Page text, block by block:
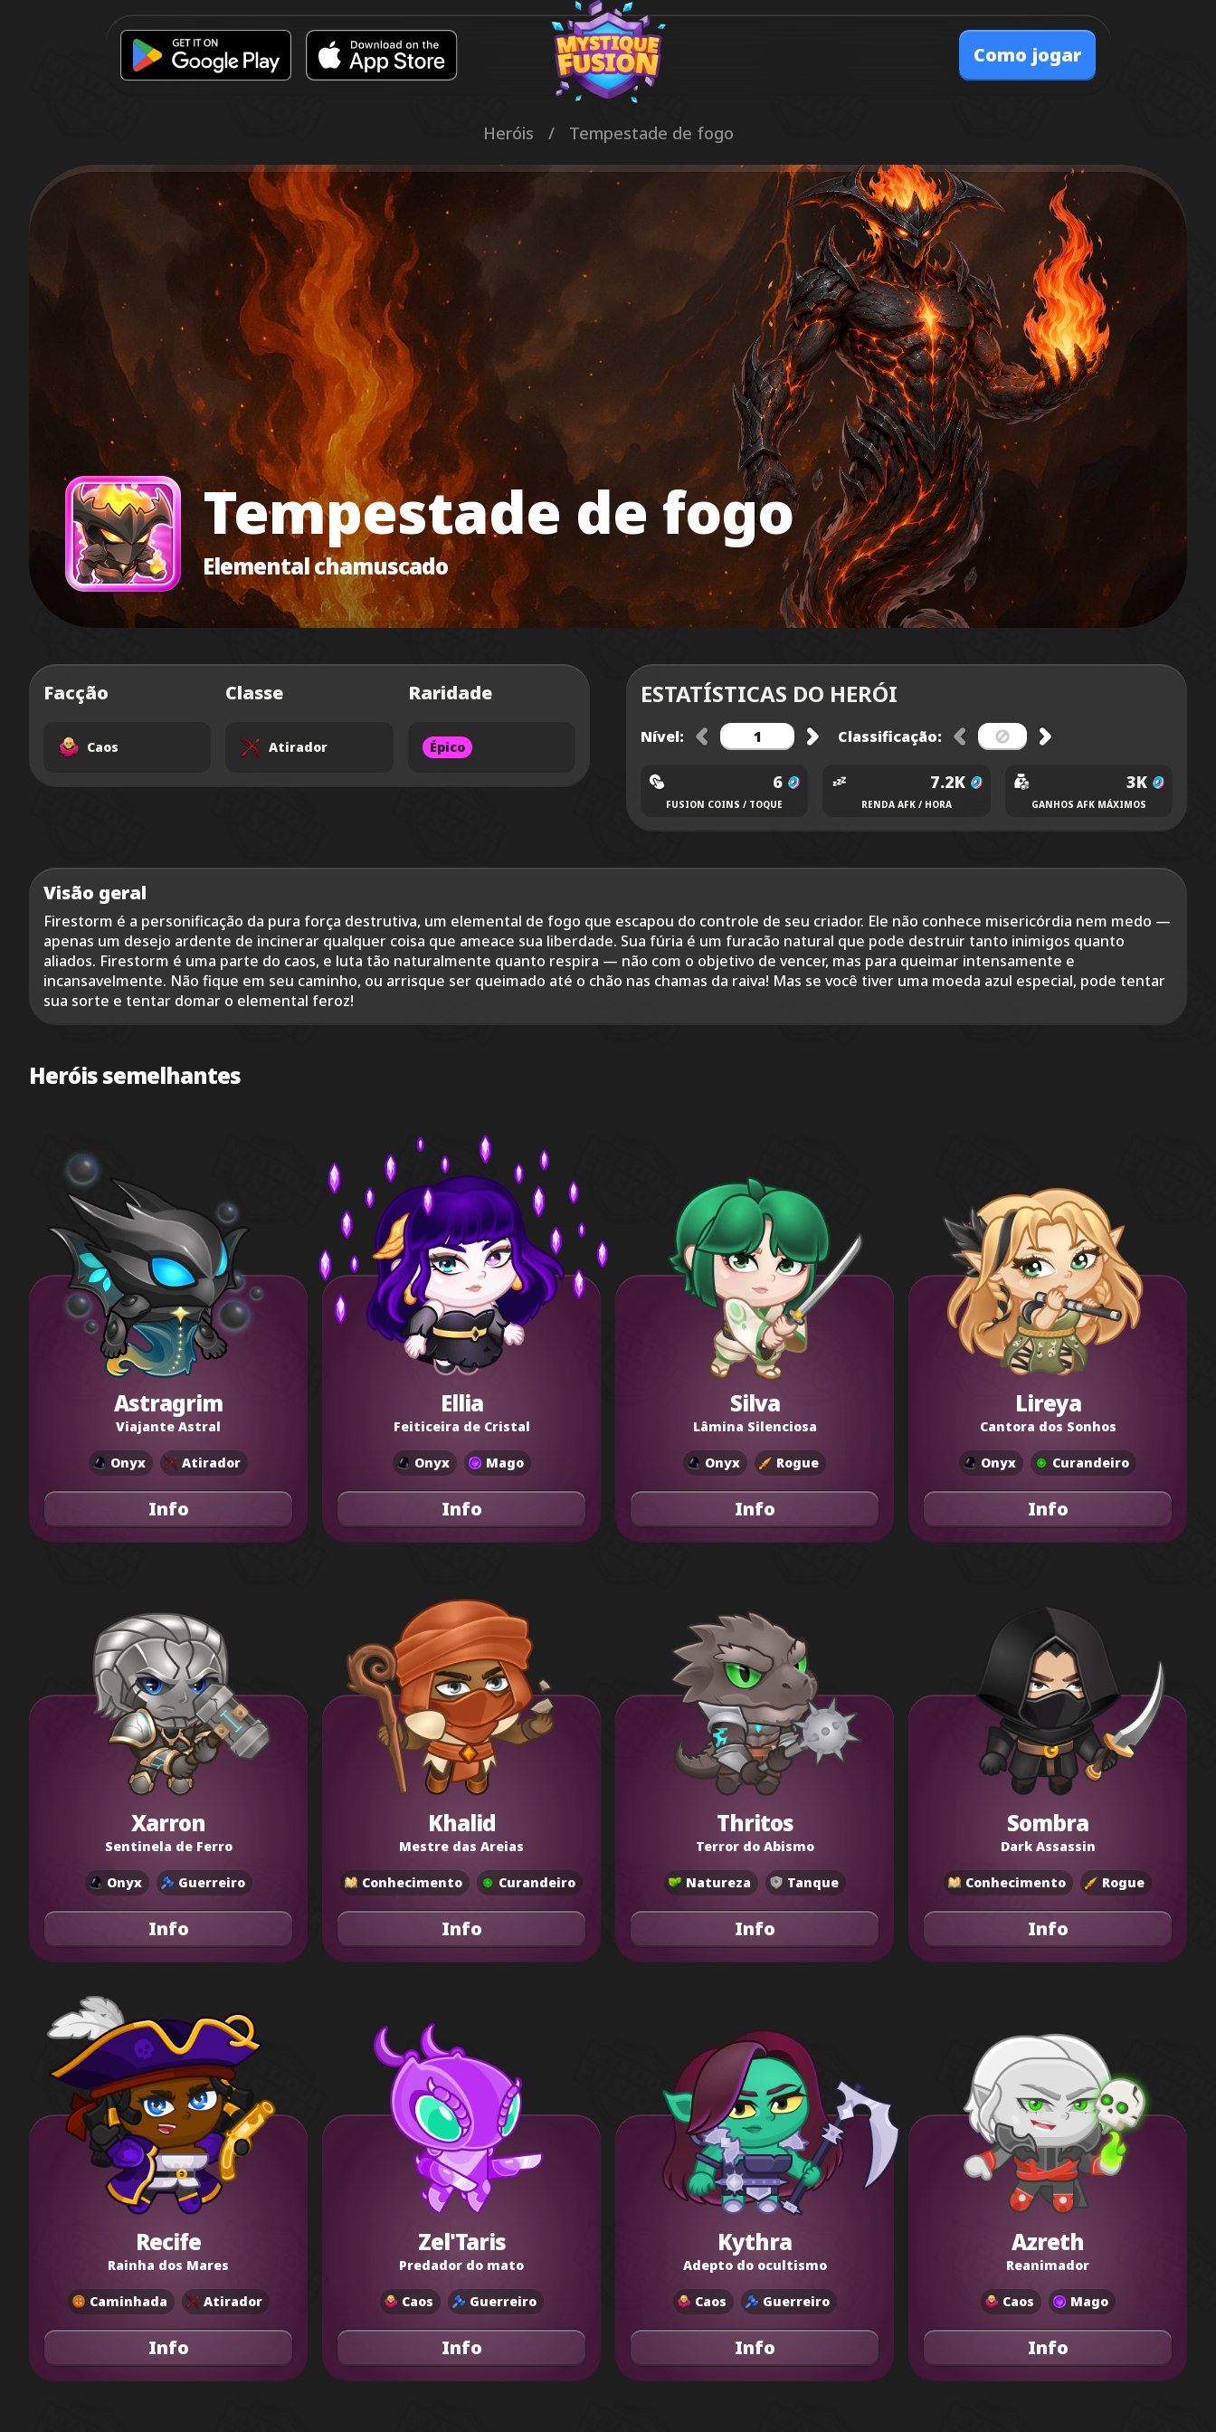
Como jogar
Heróis / Tempestade de fogo
Tempestade de fogo
Elemental chamuscado
Facção
Caos
Classe
Atirador
Raridade
Épico
ESTATÍSTICAS DO HERÓI
Nível: Classificação:
6
FUSION COINS / TOQUE
7.2K
RENDA AFK / HORA
3K
GANHOS AFK MÁXIMOS
Visão geral
Firestorm é a personificação da pura força destrutiva, um elemental de fogo que escapou do controle de seu criador. Ele não conhece misericórdia nem medo —
apenas um desejo ardente de incinerar qualquer coisa que ameace sua liberdade. Sua fúria é um furacão natural que pode destruir tanto inimigos quanto
aliados. Firestorm é uma parte do caos, e luta tão naturalmente quanto respira — não com o objetivo de vencer, mas para queimar intensamente e
incansavelmente. Não fique em seu caminho, ou arrisque ser queimado até o chão nas chamas da raiva! Mas se você tiver uma moeda azul especial, pode tentar
sua sorte e tentar domar o elemental feroz!
Heróis semelhantes
Astragrim
Viajante Astral
Onyx Atirador
Info
Ellia
Feiticeira de Cristal
Onyx Mago
Info
Silva
Lâmina Silenciosa
Onyx Rogue
Info
Lireya
Cantora dos Sonhos
Onyx Curandeiro
Info
Xarron
Sentinela de Ferro
Onyx Guerreiro
Info
Khalid
Mestre das Areias
Conhecimento Curandeiro
Info
Thritos
Terror do Abismo
Natureza Tanque
Info
Sombra
Dark Assassin
Conhecimento Rogue
Info
Recife
Rainha dos Mares
Caminhada Atirador
Info
Zel'Taris
Predador do mato
Caos Guerreiro
Info
Kythra
Adepto do ocultismo
Caos Guerreiro
Info
Azreth
Reanimador
Caos Mago
Info